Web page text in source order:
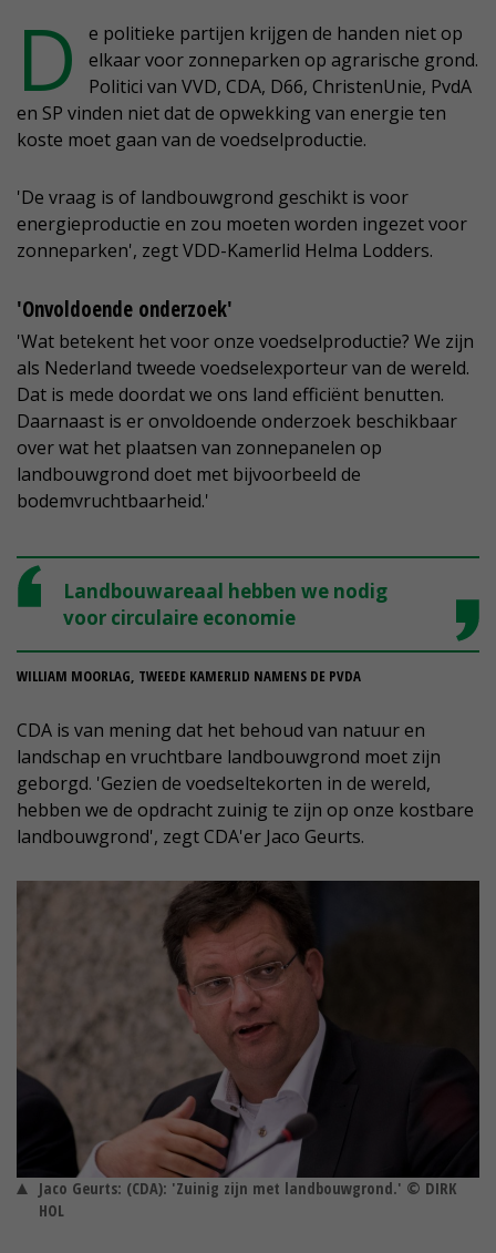
D
e politieke partijen krijgen de handen niet op
elkaar voor zonneparken op agrarische grond.
Politici van VVD, CDA, D66, ChristenUnie, PvdA
en SP vinden niet dat de opwekking van energie ten
koste moet gaan van de voedselproductie.
'De vraag is of landbouwgrond geschikt is voor
energieproductie en zou moeten worden ingezet voor
zonneparken', zegt VDD-Kamerlid Helma Lodders.
'Onvoldoende onderzoek'
'Wat betekent het voor onze voedselproductie? We zijn
als Nederland tweede voedselexporteur van de wereld.
Dat is mede doordat we ons land efficiënt benutten.
Daarnaast is er onvoldoende onderzoek beschikbaar
over wat het plaatsen van zonnepanelen op
landbouwgrond doet met bijvoorbeeld de
bodemvruchtbaarheid.'
Landbouwareaal hebben we nodig
voor circulaire economie
WILLIAM MOORLAG, TWEEDE KAMERLID NAMENS DE PVDA
CDA is van mening dat het behoud van natuur en
landschap en vruchtbare landbouwgrond moet zijn
geborgd. 'Gezien de voedseltekorten in de wereld,
hebben we de opdracht zuinig te zijn op onze kostbare
landbouwgrond', zegt CDA'er Jaco Geurts.
Jaco Geurts: (CDA): 'Zuinig zijn met landbouwgrond.' © DIRK
HOL